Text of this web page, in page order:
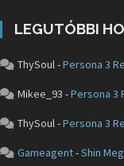
LEGUTÓBBI
ThySoul -Persona 3
Mikee_93 -Persona 3
ThySoul -Persona 3
Gameagent-Shin